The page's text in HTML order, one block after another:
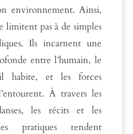
environnement. Ainsi,
limitent pas à de simples
Ils incarnent une
entre l’humain, le
habite, et les forces
À travers les
les récits et les
pratiques rendent